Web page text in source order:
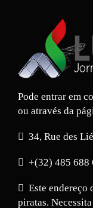
Pode entrar em
ou através da
34, Rue des
+(32) 485 688
Este endereço
piratas.